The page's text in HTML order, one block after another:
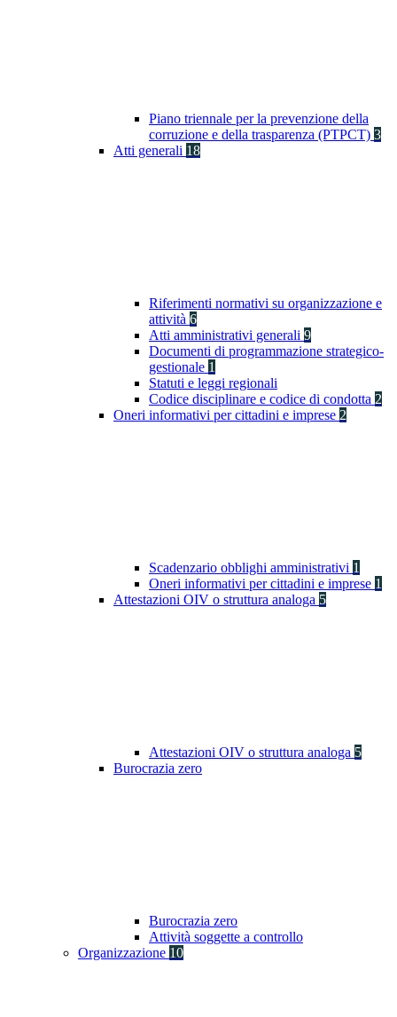
Piano triennale per la prevenzione della
corruzione e della trasparenza (PTPCT) 3
Atti generali 18
Riferimenti normativi su organizzazione e
attività 6
Atti amministrativi generali 9
Documenti di programmazione strategico-
gestionale 1
Statuti e leggi regionali
Codice disciplinare e codice di condotta 2
Oneri informativi per cittadini e imprese 2
Scadenzario obblighi amministrativi 1
Oneri informativi per cittadini e imprese 1
Attestazioni OIV o struttura analoga 5
Attestazioni OIV o struttura analoga 5
Burocrazia zero
Burocrazia zero
Attività soggette a controllo
Organizzazione 10